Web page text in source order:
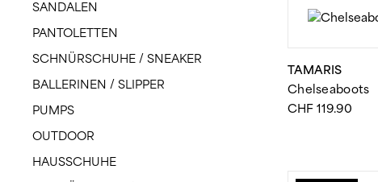
SANDALEN
PANTOLETTEN
SCHNÜRSCHUHE / SNEAKER
BALLERINEN / SLIPPER
PUMPS
OUTDOOR
HAUSSCHUHE
TAMARIS
Chelseaboots
CHF 119.90